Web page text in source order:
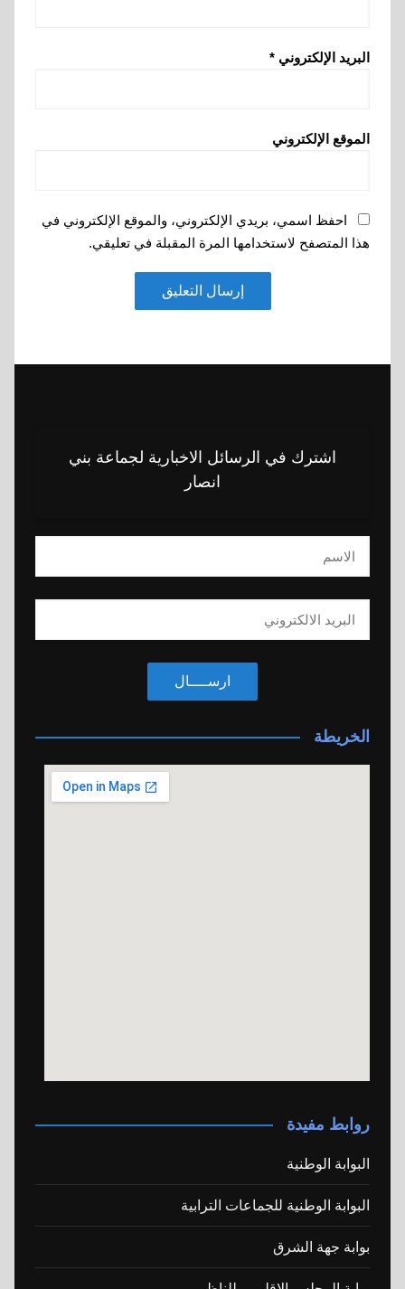
البريد الإلكتروني*
الموقع الإلكتروني
احفظ اسمي، بريدي الإلكتروني، والموقع الإلكتروني في
هذا المتصفح لاستخدامها المرة المقبلة في تعليقي.
اشترك في الرسائل الاخبارية لجماعة بني
انصار
ارســــال
الخريطة
روابط مفيدة
البوابة الوطنية
البوابة الوطنية للجماعات الترابية
بوابة جهة الشرق